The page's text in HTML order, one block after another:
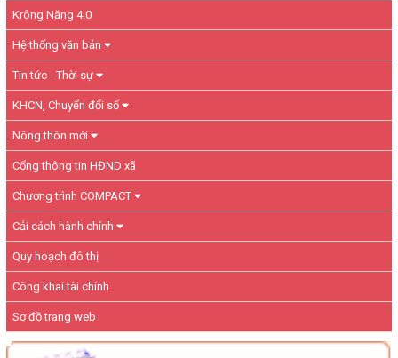
Krông Năng 4.0
Hệ thống văn bản
Tin tức - Thời sự
KHCN, Chuyển đổi số
Nông thôn mới
Cổng thông tin HĐND xã
Chương trình COMPACT
Cải cách hành chính
Quy hoạch đô thị
Công khai tài chính
Sơ đồ trang web